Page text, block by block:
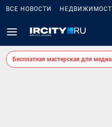
ВСЕ НОВОСТИ
Бесплатная мастерская для